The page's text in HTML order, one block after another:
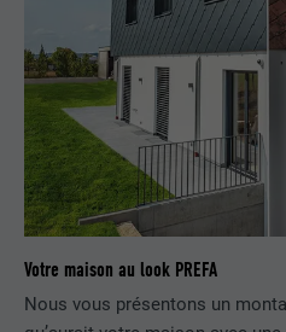
Votre maison au look PREFA
Nous vous présentons un
UTILITÉ
Utilisé par
Internet
nous »
NOM bcookie
FOURNISSEUR
EXPIRATION 2 ans
Utilisé par